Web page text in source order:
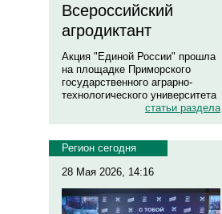
Всероссийский
агродиктант
Акция "Единой России" прошла
на площадке Приморского
государственного аграрно-
технологического университета
статьи раздела
Регион сегодня
28 Мая 2026, 14:16